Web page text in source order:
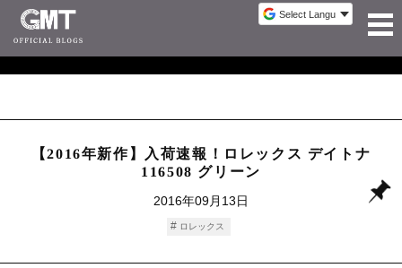
【2016年新作】入荷速報！ロレックス デイトナ
116508 グリーン
2016年09月13日
ロレックス